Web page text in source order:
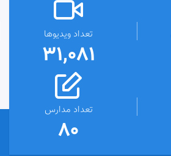
تعداد ویدیوها
31,081
تعداد مدارس
80